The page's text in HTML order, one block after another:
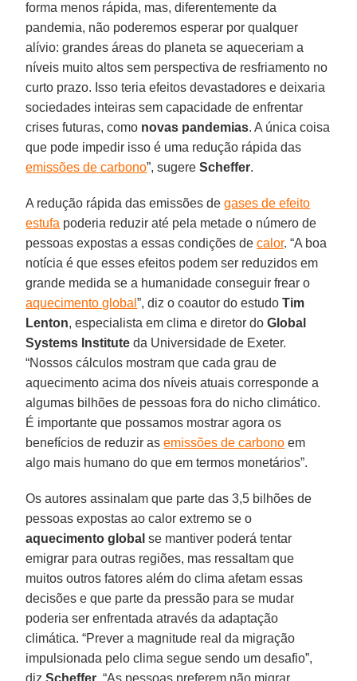
forma menos rápida, mas, diferentemente da
pandemia, não poderemos esperar por qualquer
alívio: grandes áreas do planeta se aqueceriam a
níveis muito altos sem perspectiva de resfriamento no
curto prazo. Isso teria efeitos devastadores e deixaria
sociedades inteiras sem capacidade de enfrentar
crises futuras, como novas pandemias. A única coisa
que pode impedir isso é uma redução rápida das
emissões de carbono”, sugereScheffer.
A redução rápida das emissões degases de efeito
estufa poderia reduzir até pela metade o número de
pessoas expostas a essas condições decalor. “A boa
notícia é que esses efeitos podem ser reduzidos em
grande medida se a humanidade conseguir frear o
aquecimento global”, diz o coautor do estudoTim
Lenton, especialista em clima e diretor doGlobal
Systems Instituteda Universidade de Exeter.
“Nossos cálculos mostram que cada grau de
aquecimento acima dos níveis atuais corresponde a
algumas bilhões de pessoas fora do nicho climático.
É importante que possamos mostrar agora os
benefícios de reduzir asemissões de carbono em
algo mais humano do que em termos monetários”.
Os autores assinalam que parte das 3,5 bilhões de
pessoas expostas ao calor extremo se o
aquecimento global se mantiver poderá tentar
emigrar para outras regiões, mas ressaltam que
muitos outros fatores além do clima afetam essas
decisões e que parte da pressão para se mudar
poderia ser enfrentada através da adaptação
climática. “Prever a magnitude real da migração
impulsionada pelo clima segue sendo um desafio”,